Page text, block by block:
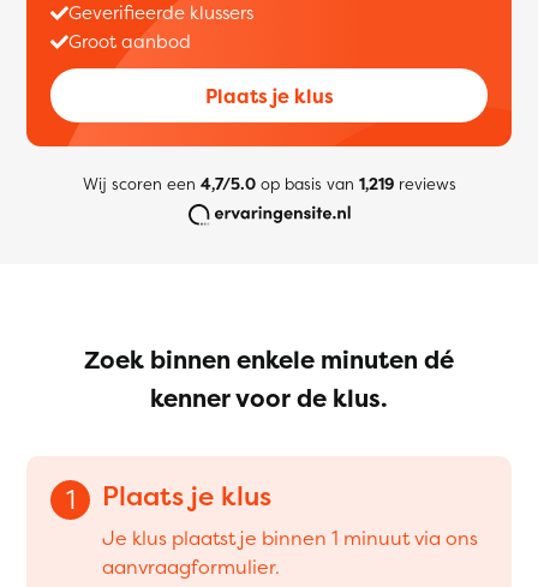
Geverifieerde klussers
Groot aanbod
Plaats je klus
Wij scoren een 4,7/5.0op basis van 1,219reviews
Zoek binnen enkele minuten dé
kenner voor de klus.
1 Plaats je klus
Je klus plaatst je binnen 1 minuut via ons
aanvraagformulier.